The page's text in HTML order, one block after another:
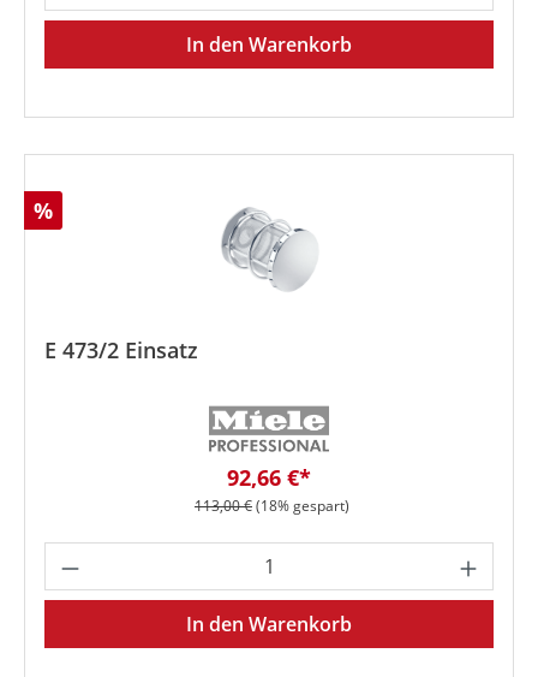
In den Warenkorb
Rabatt
%
E 473/2 Einsatz
Verkaufspreis:
92,66 €*
Regulärer Preis:
113,00 €(18% gespart)
Produkt Anzahl: Gib den
In den Warenkorb